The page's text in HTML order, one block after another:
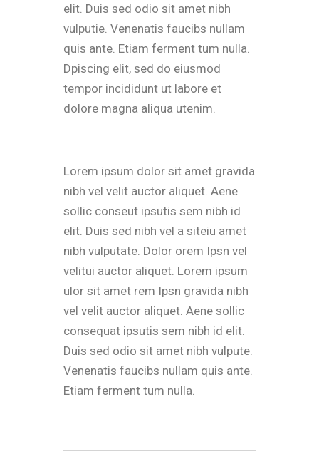
elit. Duis sed odio sit amet nibh
vulputie. Venenatis faucibs nullam
quis ante. Etiam ferment tum nulla.
Dpiscing elit, sed do eiusmod
tempor incididunt ut labore et
dolore magna aliqua utenim.
Lorem ipsum dolor sit amet gravida
nibh vel velit auctor aliquet. Aene
sollic conseut ipsutis sem nibh id
elit. Duis sed nibh vel a siteiu amet
nibh vulputate. Dolor orem Ipsn vel
velitui auctor aliquet. Lorem ipsum
ulor sit amet rem Ipsn gravida nibh
vel velit auctor aliquet. Aene sollic
consequat ipsutis sem nibh id elit.
Duis sed odio sit amet nibh vulpute.
Venenatis faucibs nullam quis ante.
Etiam ferment tum nulla.